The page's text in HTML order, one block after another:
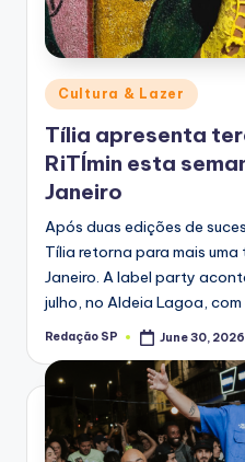
Posted
in
Cultura & Lazer
Tília apresenta
RiTÍmin esta
Janeiro
Após duas edições de
Tília retorna para mais
Janeiro. A label party
julho, no Aldeia Lagoa,
Posted
Redação SP June 30, 2026